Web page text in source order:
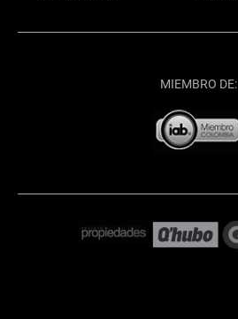
MIEMBRO DE: